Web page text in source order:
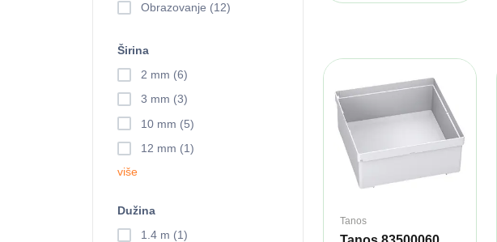
Tanos
Obrazovanje (12)
Širina
2 mm (6)
3 mm (3)
10 mm (5)
12 mm (1)
više
Dužina
1.4 m (1)